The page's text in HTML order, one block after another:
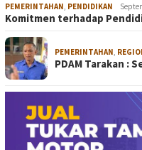
PEMERINTAHAN, PENDIDIKAN
Komitmen terhadap
PEMERINTAHAN,
PDAM Tarakan :